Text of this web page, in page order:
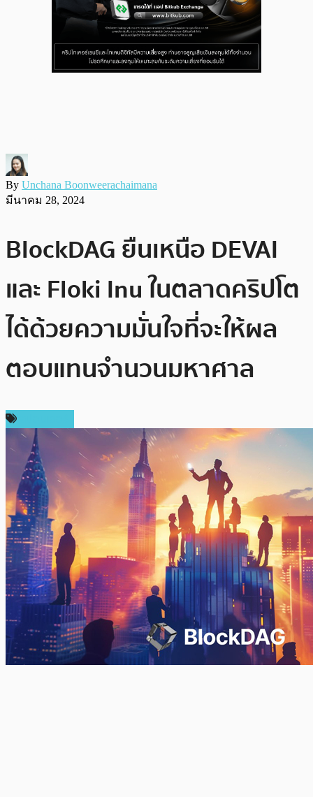
By Unchana Boonweerachaimana
มีนาคม 28, 2024
BlockDAG ยืนเหนือ DEVAI
และ Floki Inu ในตลาดคริปโต
ได้ด้วยความมั่นใจที่จะให้ผล
ตอบแทนจำนวนมหาศาล